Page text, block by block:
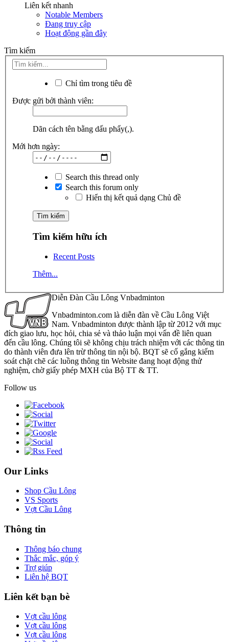
Liên kết nhanh
Notable Members
Đang truy cập
Hoạt động gần đây
Tìm kiếm
Chỉ tìm trong tiêu đề
Được gửi bởi thành viên:
Dãn cách tên bằng dấu phẩy(,).
Mới hơn ngày:
Search this thread only
Search this forum only
Hiển thị kết quả dạng Chủ đề
Tìm kiếm hữu ích
Recent Posts
Thêm...
Diễn Đàn Cầu Lông Vnbadminton
Vnbadminton.com là diễn đàn về Cầu Lông Việt
Nam. Vnbadminton được thành lập từ 2012 với mục
đích giao lưu, học hỏi, chia sẻ và thảo luận mọi vấn đề liên quan
đến cầu lông. Chúng tôi sẽ không chịu trách nhiệm với các thông tin
do thành viên đưa lên trừ thông tin nội bộ. BQT sẽ cố gắng kiểm
soát chặt chẽ các luồng thông tin Website đang hoạt động thử
nghiệm, chờ giấy phép MXH của Bộ TT & TT.
Follow us
Our Links
Shop Cầu Lông
VS Sports
Vợt Cầu Lông
Thông tin
Thông báo chung
Thắc mắc, góp ý
Trợ giúp
Liên hệ BQT
Liên kết bạn bè
Vợt cầu lông
Vợt cầu lông
Vợt cầu lông